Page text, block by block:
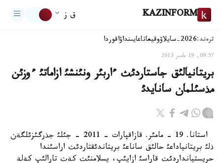
KAZINFORM ق ز
ترەند:2026-سايلاۋ وقيعاتاعايىنداۋاقوردا
09:57, 19 مامىر 2013
بريتانيالئق جاستاردئث ءاربئر ونئنشئ ازاماتئ ءوزئن
مذسئلمان سانايدئ
استانا. 19 - مامئر. قازاقپارات - 2011 - جئلئ جذرگئزئلگةن
ذلئ بريتانياداعئ حالئق ساناعئ بريتاندئقتاردئث اراسئندا
حريستيانداردئث قاراسئ ازايئپ، يسلامنئث كةث تارالئپ كةلة